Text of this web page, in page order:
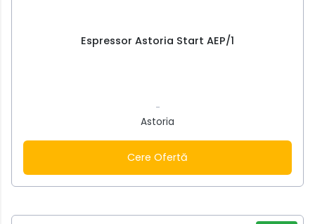
Espressor Astoria Start AEP/1
-
Astoria
Cere Ofertă